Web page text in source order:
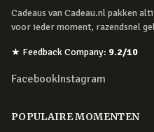
Cadeaus van Cadeau.nl pakken
voor ieder moment, razendsnel
★ Feedback Company: 9.2/10
FacebookInstagram
POPULAIRE MOMENTEN